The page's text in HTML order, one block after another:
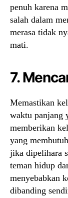
penuh karena
salah dalam
merasa tidak
mati.
7.
Memastikan
waktu panjang
memberikan
yang
jika dipelihara
teman hidup
menyebabkan
dibanding